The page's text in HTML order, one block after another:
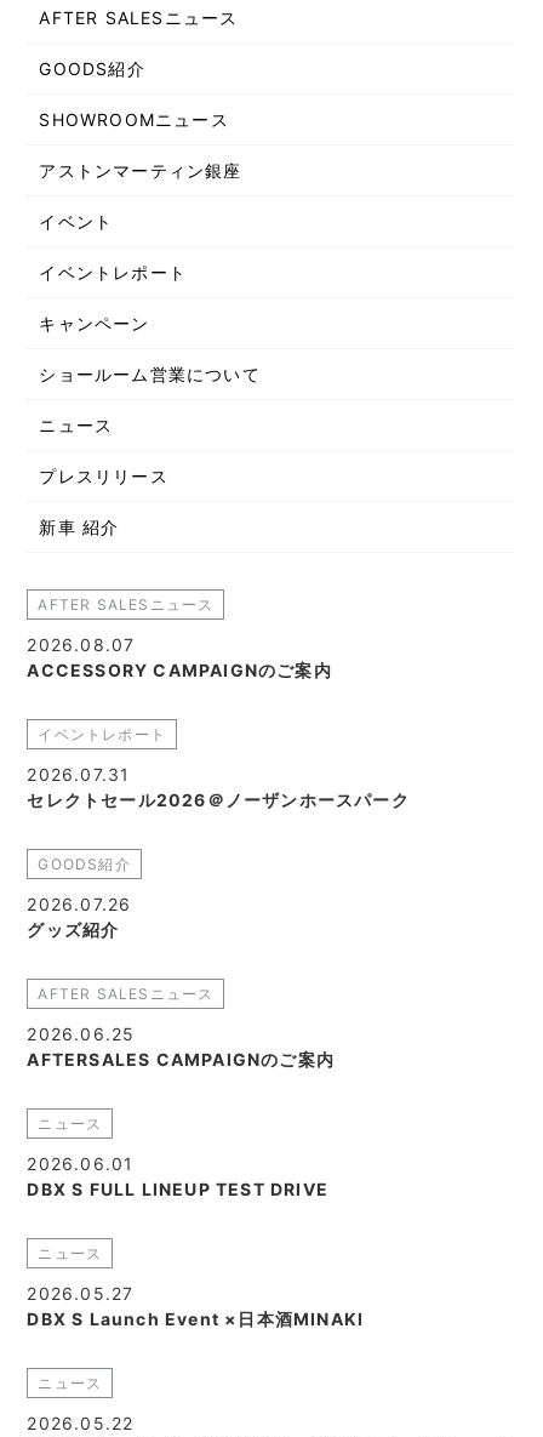
AFTER SALESニュース
GOODS紹介
SHOWROOMニュース
アストンマーティン銀座
イベント
イベントレポート
キャンペーン
ショールーム営業について
ニュース
プレスリリース
新車 紹介
AFTER SALESニュース
2026.08.07
ACCESSORY CAMPAIGNのご案内
イベントレポート
2026.07.31
セレクトセール2026＠ノーザンホースパーク
GOODS紹介
2026.07.26
グッズ紹介
AFTER SALESニュース
2026.06.25
AFTERSALES CAMPAIGNのご案内
ニュース
2026.06.01
DBX S FULL LINEUP TEST DRIVE
ニュース
2026.05.27
DBX S Launch Event ×日本酒MINAKI
ニュース
2026.05.22